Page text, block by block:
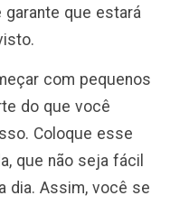
que estará
com pequenos
do que você
Coloque esse
que não seja fácil
dia. Assim, você se